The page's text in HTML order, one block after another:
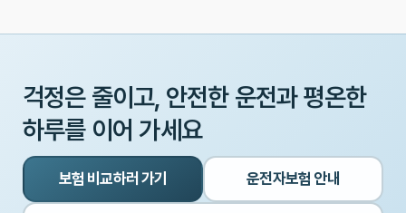
초보 운전자도 쉽게! 운전자보험 비교사이트 활용 팁과 현명한 선택 가이드
걱정은 줄이고, 안전한 운전과 평온한
하루를 이어 가세요
보험 비교하러 가기 운전자보험 안내